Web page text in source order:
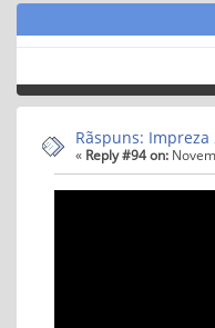
Rãspuns: Impreza
« Reply #94 on: